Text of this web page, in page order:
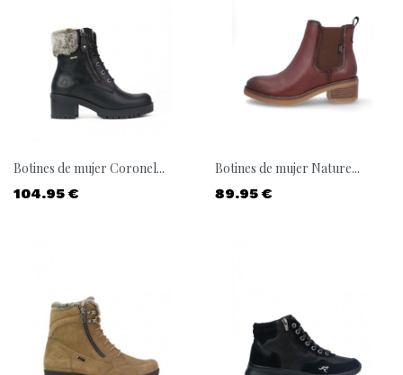
Botines de mujer Coronel...
Precio
104.95 €
Botines de mujer Nature...
Precio
89.95 €